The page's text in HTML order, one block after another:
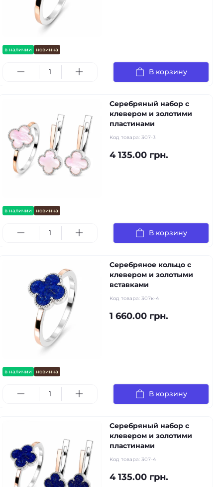
в наличии новинка
В корзину
в наличии новинка
Серебряный набор с
клевером и золотими
пластинами
Код товара: 307-3
4 135.00 грн.
В корзину
в наличии новинка
Серебряное кольцо с
клевером и золотыми
вставками
Код товара: 307к-4
1 660.00 грн.
В корзину
Серебряный набор с
клевером и золотими
пластинами
Код товара: 307-4
4 135.00 грн.